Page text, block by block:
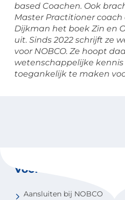
based Coachen. Ook
Master Practitioner coach
Dijkman het boek Zin en
uit. Sinds 2022 schrijft ze
voor NOBCO. Ze hoopt
wetenschappelijke
toegankelijk te maken
Voor coaches
Aansluiten bij NOBCO